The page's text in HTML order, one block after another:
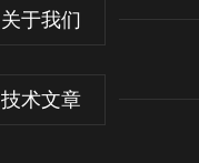
关于我们
技术文章